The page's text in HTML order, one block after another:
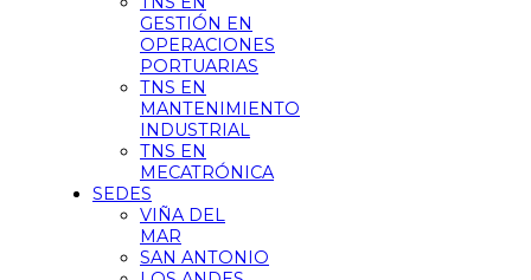
GESTIÓN EN
OPERACIONES
PORTUARIAS
TNS EN
MANTENIMIENTO
INDUSTRIAL
TNS EN
MECATRÓNICA
SEDES
VIÑA DEL
MAR
SAN ANTONIO